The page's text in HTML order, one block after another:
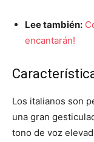
Lee también:
encantarán!
Los italianos son
una gran
tono de voz